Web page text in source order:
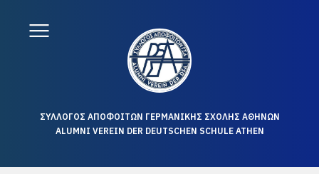
ΣΥΛΛΟΓΟΣ ΑΠΟΦΟΙΤΩΝ ΓΕΡΜΑΝΙΚΗΣ ΣΧΟΛΗΣ ΑΘΗΝΩΝ
ALUMNI VEREIN DER DEUTSCHEN SCHULE ATHEN